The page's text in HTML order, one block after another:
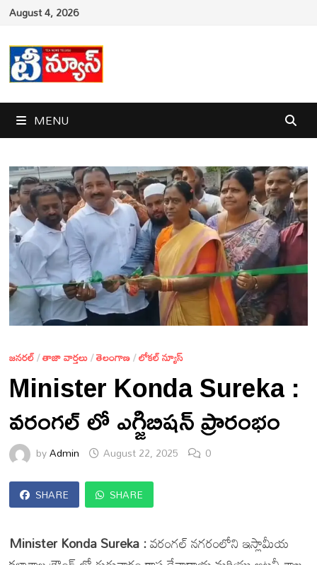
Skip
content
August 4, 2026
MENU
జనరల్/తాజా వార్తలు/తెలంగాణ/లోకల్ న్యూస్
Minister Konda Sureka :
వరంగల్ లో ఎగ్జిబిషన్ ప్రారంభం
byAdmin August 22, 2025 0
SHARE SHARE
Minister Konda Sureka :వరంగల్ నగరంలోని ఇస్లామీయ